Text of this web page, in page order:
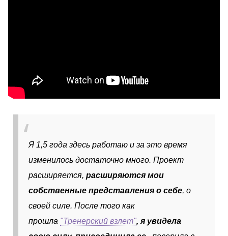
Я 1,5 года здесь работаю и за это время
изменилось достаточно много. Проект
расширяется, расширяются мои
собственные представления о себе, о
своей силе. После того как
прошла "Тренерский взлет", я увидела